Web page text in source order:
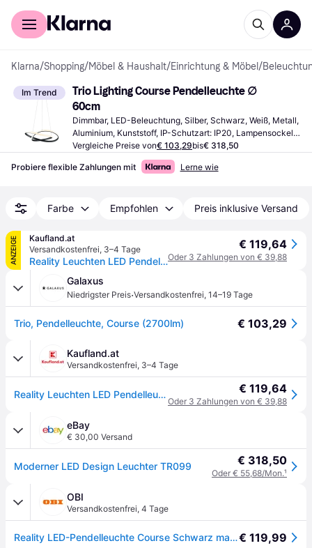
Für Shopper
Klarna/Shopping/Möbel & Haushalt/Einrichtung & Möbel /
Im Trend
Trio Lighting Course Pendelleuchte ∅
60cm
Dimmbar, LED-Beleuchtung, Silber, Schwarz, Weiß, Metall,
Aluminium, Kunststoff, IP-Schutzart: IP20, Lampensockel:
E27
Vergleiche Preise von€ 103,29bis€ 318,50
Probiere flexible Zahlungen mit Lerne wie
Farbe Empfohlen Preis inklusive Versand
ANZEIGE
Kaufland.at
Versandkostenfrei, 3–4 Tage
Reality Leuchten LED Pendelleuchte Course nickel matt
€ 119,64
Oder 3 Zahlungen von € 39,88
Galaxus
Niedrigster Preis·Versandkostenfrei, 14–19 Tage
Trio, Pendelleuchte, Course (2700lm) € 103,29
Kaufland.at
Versandkostenfrei, 3–4 Tage
Reality Leuchten LED Pendelleuchte Course nickel matt € 119,64
Oder 3 Zahlungen von € 39,88
eBay
€ 30,00 Versand
Moderner LED Design Leuchter TR099 € 318,50
Oder € 55,68/Mon.¹
OBI
Versandkostenfrei, 4 Tage
Reality LED-Pendelleuchte Course Schwarz matt - Schwarz Matt€ 119,99